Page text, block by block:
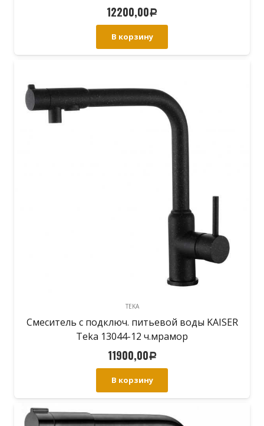
12200,00Р
В корзину
TEKA
Смеситель с подключ. питьевой воды KAISER
Teka 13044-12 ч.мрамор
11900,00Р
В корзину